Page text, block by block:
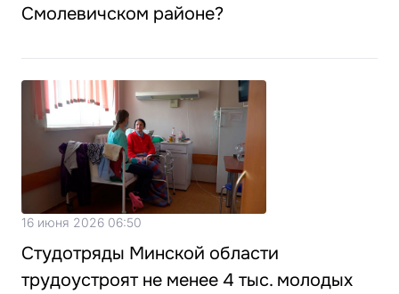
Смолевичском районе?
16 июня 2026 06:50
Студотряды Минской области
трудоустроят не менее 4 тыс. молодых